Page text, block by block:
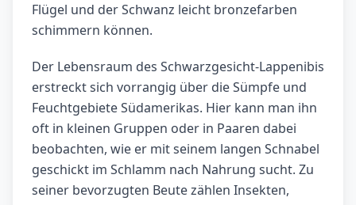
Flügel und der Schwanz leicht bronzefarben
schimmern können.
Der Lebensraum des Schwarzgesicht-Lappenibis
erstreckt sich vorrangig über die Sümpfe und
Feuchtgebiete Südamerikas. Hier kann man ihn
oft in kleinen Gruppen oder in Paaren dabei
beobachten, wie er mit seinem langen Schnabel
geschickt im Schlamm nach Nahrung sucht. Zu
seiner bevorzugten Beute zählen Insekten,